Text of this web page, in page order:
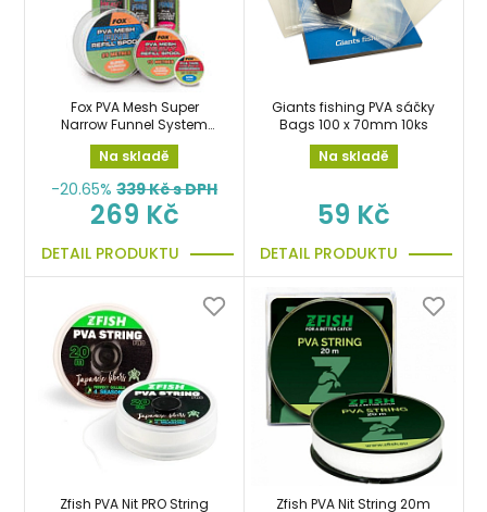
Fox PVA Mesh Super
Narrow Funnel System
Heavy 10m/14mm rukáv s
násypkou
Na skladě
-20.65% 339Kč s DPH
269 Kč
DETAIL PRODUKTU
Giants fishing PVA sáčky
Bags 100 x 70mm 10ks
Na skladě
59 Kč
DETAIL PRODUKTU
Zfish PVA Nit PRO String
Zfish PVA Nit String 20m